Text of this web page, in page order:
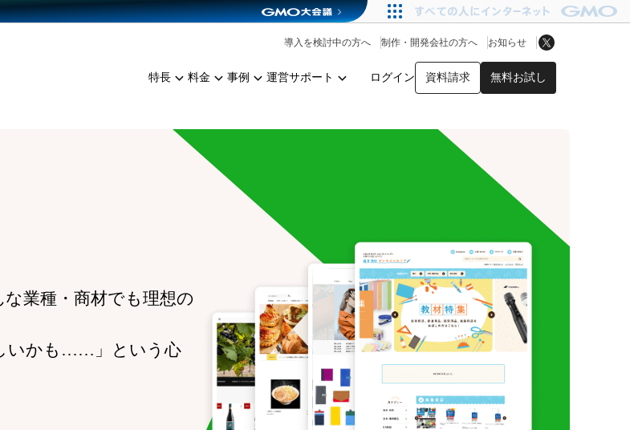
特長 料金 事例 運営サポート ログイン 資料請求 無料お試し
導入を検討中の方へ 制作・開発会社の方へ お知らせ
雑貨販売 アプリストア
料金シミュレーション
コミュニティイベントCarty
YouTubeチャンネル
業種・商材でも理想の
いかも……」という心